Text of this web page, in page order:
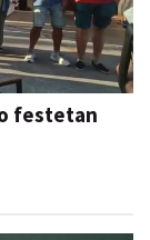
festetan